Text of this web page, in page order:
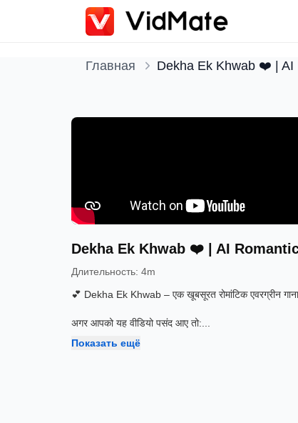
Главная Dekha Ek Khwab ❤️ | AI
Dekha Ek Khwab ❤️ | AI
Длительность: 4m
💕 Dekha Ek Khwab – एक खूबसूरत रोमांटिक एवरग्रीन
अगर आपको यह वीडियो पसंद आए तो:
Показать ещё